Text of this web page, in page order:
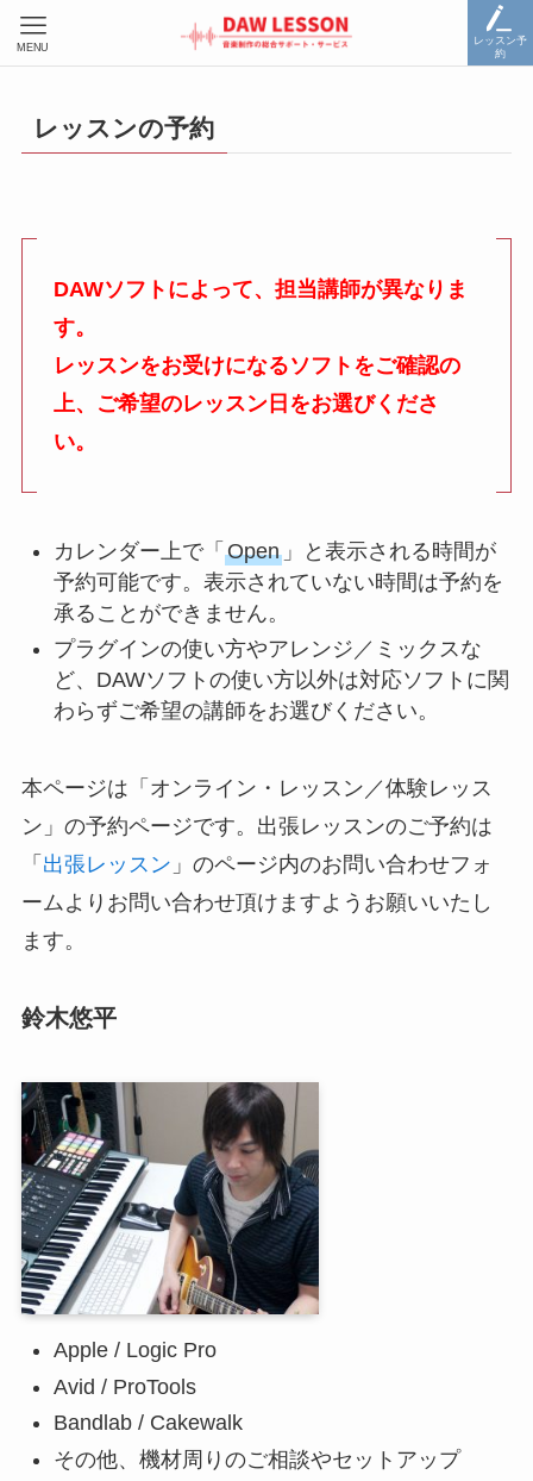
レッスン予
約
MENU
レッスンの予約
DAWソフトによって、担当講師が異なりま
す。
レッスンをお受けになるソフトをご確認の
上、ご希望のレッスン日をお選びくださ
い。
カレンダー上で「 Open」と表示される時間が
予約可能です。表示されていない時間は予約を
承ることができません。
プラグインの使い方やアレンジ／ミックスな
ど、DAWソフトの使い方以外は対応ソフトに関
わらずご希望の講師をお選びください。
本ページは「オンライン・レッスン／体験レッス
ン」の予約ページです。出張レッスンのご予約は
「 出張レッスン 」のページ内のお問い合わせフォ
ームよりお問い合わせ頂けますようお願いいたし
ます。
鈴木悠平
Apple / Logic Pro
Avid / ProTools
Bandlab / Cakewalk
その他、機材周りのご相談やセットアップ